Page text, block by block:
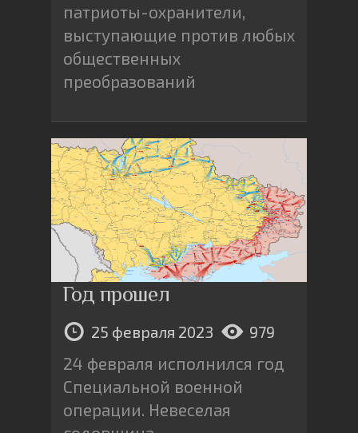
патриоты-охранители,
выступающие против любых
общественных
преобразований
Год прошел
25 февраля 2023 979
24 февраля исполнился год
Специальной военной
операции. Невеселая